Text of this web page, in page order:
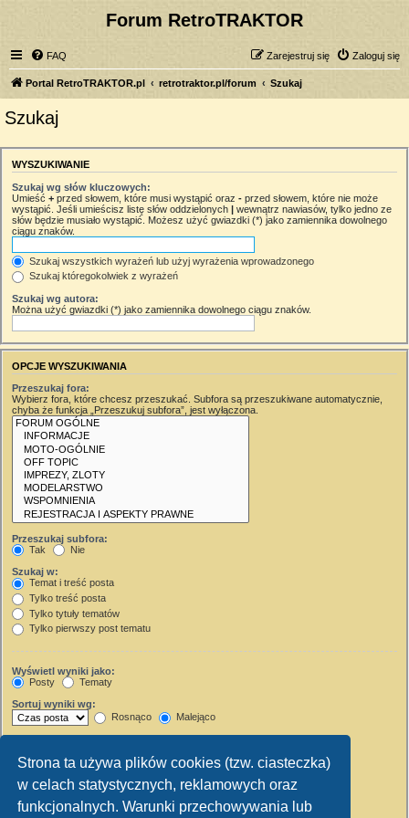
Strona ta używa plików cookies (tzw. ciasteczka)
w celach statystycznych, reklamowych oraz
funkcjonalnych. Warunki przechowywania lub
Forum RetroTRAKTOR
FAQ Zaloguj się
Zarejestruj się
Portal RetroTRAKTOR.pl retrotraktor.pl/forum Szukaj
Szukaj
WYSZUKIWANIE
Szukaj wg słów kluczowych:
Umieść + przed słowem, które musi wystąpić oraz - przed słowem, które nie może
wystąpić. Jeśli umieścisz listę słów oddzielonych | wewnątrz nawiasów, tylko jedno ze
słów będzie musiało wystąpić. Możesz użyć gwiazdki (*) jako zamiennika dowolnego
ciągu znaków.
Szukaj wszystkich wyrażeń lub użyj wyrażenia wprowadzonego
Szukaj któregokolwiek z wyrażeń
Szukaj wg autora:
Można użyć gwiazdki (*) jako zamiennika dowolnego ciągu znaków.
OPCJE WYSZUKIWANIA
Przeszukaj fora:
Wybierz fora, które chcesz przeszukać. Subfora są przeszukiwane automatycznie,
chyba że funkcja „Przeszukuj subfora”, jest wyłączona.
Przeszukaj subfora:
Tak
Nie
Szukaj w:
Temat i treść posta
Tylko treść posta
Tylko tytuły tematów
Tylko pierwszy post tematu
Wyświetl wyniki jako:
Posty
Tematy
Sortuj wyniki wg:
Rosnąco
Malejąco
Wyświetl pierwsze:
Ustaw 0, aby wyświetlić cały post.
znaków w poście